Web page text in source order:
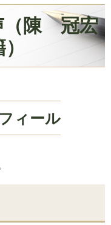
（陳 冠宏
ィール